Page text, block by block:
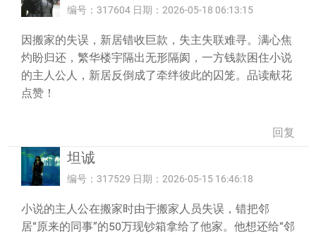
编号：317604 日期：2026-05-18 06:13:15
因搬家的失误，新居错收巨款，失主失联难寻。满心焦
灼盼归还，繁华楼宇隔出无形隔阂，一方钱款困住小说
的主人公人，新居反倒成了牵绊彼此的囚笼。品读献花
点赞！
回复
坦诚
编号：317529 日期：2026-05-15 16:46:18
小说的主人公在搬家时由于搬家人员失误，错把邻
居“原来的同事”的50万现钞箱拿给了他家。他想还给“邻